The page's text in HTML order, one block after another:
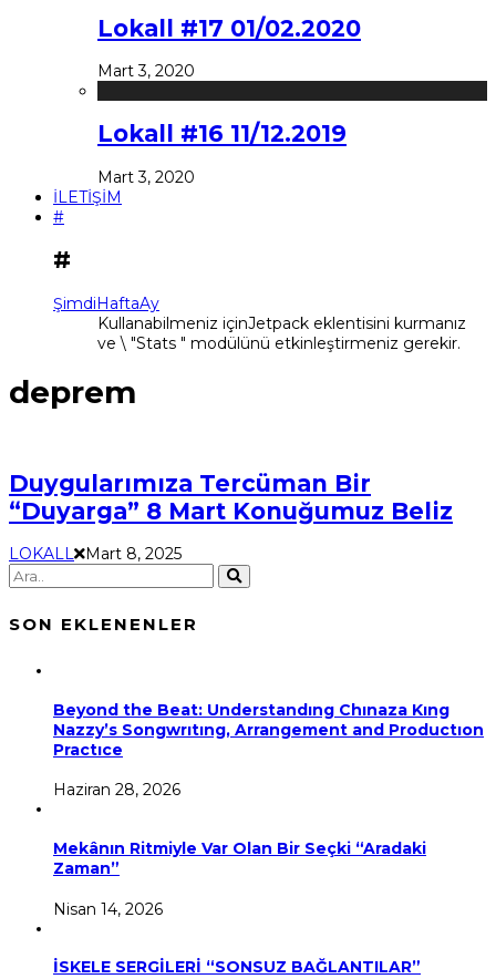
Lokall #17 01/02.2020
Mart 3, 2020
Lokall #16 11/12.2019
Mart 3, 2020
İLETİŞİM
#
#
ŞimdiHaftaAy
Kullanabilmeniz içinJetpack eklentisini kurmanız
ve \ "Stats " modülünü etkinleştirmeniz gerekir.
deprem
Duygularımıza Tercüman Bir
“Duyarga” 8 Mart Konuğumuz Beliz
LOKALL Mart 8, 2025
SON EKLENENLER
Beyond the Beat: Understandıng Chınaza Kıng
Nazzy’s Songwrıtıng, Arrangement and Productıon
Practıce
Haziran 28, 2026
Mekânın Ritmiyle Var Olan Bir Seçki “Aradaki
Zaman”
Nisan 14, 2026
İSKELE SERGİLERİ “SONSUZ BAĞLANTILAR”